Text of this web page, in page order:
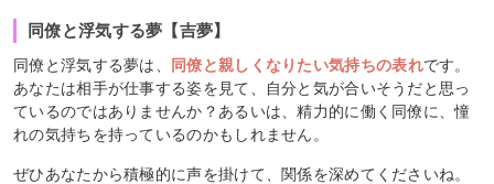
同僚と浮気する夢【吉夢】
同僚と浮気する夢は、 同僚と親しくなりたい気持ちの表れです。
あなたは相手が仕事する姿を見て、自分と気が合いそうだと思っ
ているのではありませんか？あるいは、精力的に働く同僚に、憧
れの気持ちを持っているのかもしれません。
ぜひあなたから積極的に声を掛けて、関係を深めてくださいね。